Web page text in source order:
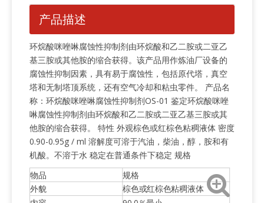
产品描述
环烷酸咪唑啉腐蚀性抑制剂由环烷酸和乙二胺或二亚乙
基三胺或其他胺的缩合获得。该产品用作炼油厂设备的
腐蚀性抑制因素，具有易于腐蚀性，包括原代塔，真空
塔和无制塔顶系统，还有空气冷却和粘虫零件。 产品名
称：环烷酸咪唑啉腐蚀性抑制剂OS-01 鉴定环烷酸咪唑
啉腐蚀性抑制剂由环烷酸和乙二胺或二亚乙基三胺或其
他胺的缩合获得。 特性 外观棕色或红棕色粘稠液体 密度
0.90-0.95g / ml 溶解度可溶于汽油，柴油，醇，胺和有
机酸。不溶于水 稳定在普通条件下稳定 规格
物品
规格
外貌
棕色或红棕色粘稠液体